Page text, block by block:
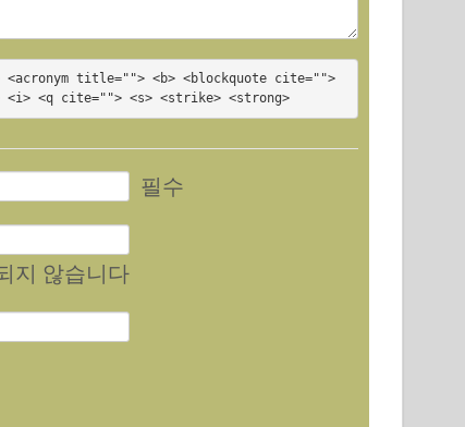
title=""> <b> <blockquote cite="">
<i> <q cite=""> <s> <strike> <strong>
필수
지 않습니다